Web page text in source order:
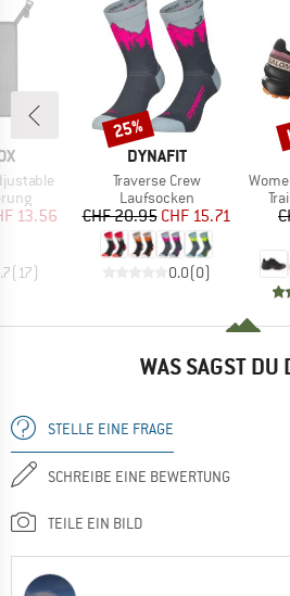
Preis
13.56
(17)
MARKE
DYNAFIT
Artikel
Traverse Crew
Produktgruppe
Laufsocken
Preis
CHF 20.95reduzierter Preis
CHF 15.71
0.0(0)
Rabatt
25%
Artikel
WAS SAGST DU
STELLE EINE FRAGE
SCHREIBE EINE BEWERTUNG
TEILE EIN BILD